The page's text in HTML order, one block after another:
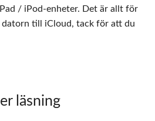
/ iPod-enheter. Det är allt för
datorn till iCloud, tack för att du
läsning